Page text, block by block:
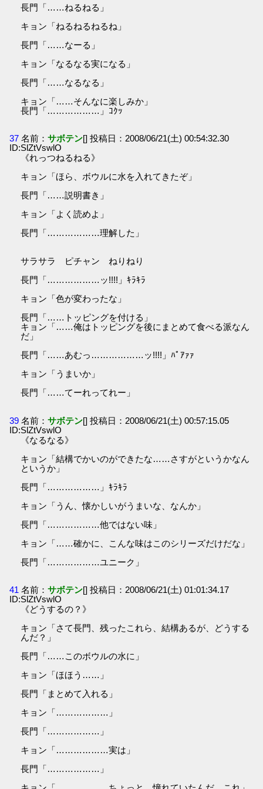
長門「……ねるねる」
キョン「ねるねるねるね」
長門「……なーる」
キョン「なるなる実になる」
長門「……なるなる」
キョン「……そんなに楽しみか」
長門「………………」ｺｸｯ
37 名前：サボテン[] 投稿日：2008/06/21(土) 00:54:32.30
ID:SlZtVswlO
《れっつねるねる》
キョン「ほら、ボウルに水を入れてきたぞ」
長門「……説明書き」
キョン「よく読めよ」
長門「………………理解した」
サラサラ ピチャン ねりねり
長門「………………ッ!!!!」ｷﾗｷﾗ
キョン「色が変わったな」
長門「……トッピングを付ける」
キョン「……俺はトッピングを後にまとめて食べる派なん
だ」
長門「……あむっ………………ッ!!!!」ﾊﾟｱｧｧ
キョン「うまいか」
長門「……てーれってれー」
39 名前：サボテン[] 投稿日：2008/06/21(土) 00:57:15.05
ID:SlZtVswlO
《なるなる》
キョン「結構でかいのができたな……さすがというかなん
というか」
長門「………………」ｷﾗｷﾗ
キョン「うん、懐かしいがうまいな、なんか」
長門「………………他ではない味」
キョン「……確かに、こんな味はこのシリーズだけだな」
長門「………………ユニーク」
41 名前：サボテン[] 投稿日：2008/06/21(土) 01:01:34.17
ID:SlZtVswlO
《どうするの？》
キョン「さて長門、残ったこれら、結構あるが、どうする
んだ？」
長門「……このボウルの水に」
キョン「ほほう……」
長門「まとめて入れる」
キョン「………………」
長門「………………」
キョン「………………実は」
長門「………………」